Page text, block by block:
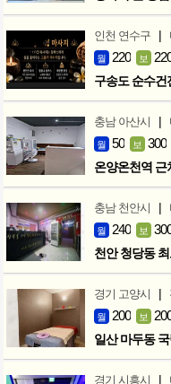
인천 연수구 |
월 220 보
구송도 순수건
충남 아산시 |
월 50 보 300
온양온천역 근
충남 천안시 |
월 240 보
천안 청당동
경기 고양시 |
월 200 보
일산 마두동
경기 시흥시 |